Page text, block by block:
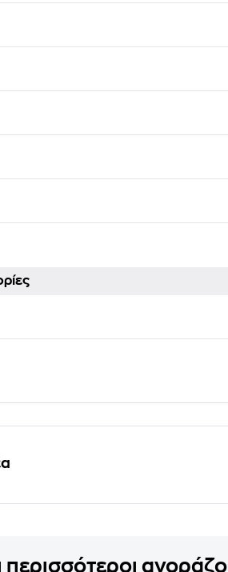
περισσότεροι